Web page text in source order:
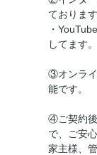
ております
・
してます。
③オンライ
能です。
④ご契約後
で、ご安
家主様、